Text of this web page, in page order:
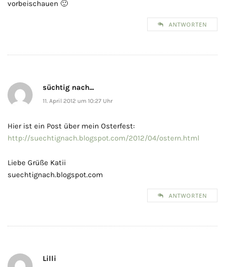
vorbeischauen 🙂
ANTWORTEN
süchtig nach...
11. April 2012 um 10:27 Uhr
Hier ist ein Post über mein Osterfest:
http://suechtignach.blogspot.com/2012/04/ostern.html
Liebe Grüße Katii
suechtignach.blogspot.com
ANTWORTEN
Lilli